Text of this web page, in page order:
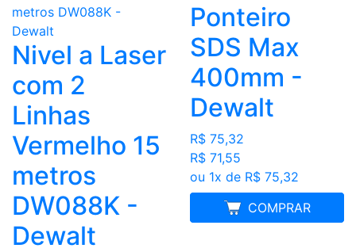
Nivel a Laser
com 2
Linhas
Vermelho 15
metros
DW088K -
Dewalt
Ponteiro
SDS Max
400mm -
Dewalt
R$ 75,32
R$ 71,55
ou 1x de R$ 75,32
COMPRAR
MELHOR PREÇO